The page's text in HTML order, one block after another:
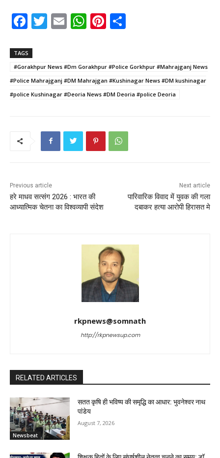
F
a
c
e
b
o
T
w
er
E
m
l
W
h
ts
A
p
Pi
nt
e
st
e
TAGS
#Gorakhpur News #Dm Gorakhpur #Police Gorkhpur #Mahrajganj News
#Police Mahrajganj #DM Mahrajgan #Kushinagar News #DM kushinagar
#police Kushinagar #Deoria News #DM Deoria #police Deoria
Previous article
हरे माधव सत्संग 2026 : भारत की
आध्यात्मिक चेतना का विश्वव्यापी संदेश
Next article
पारिवारिक विवाद में युवक की गला
दबाकर हत्या आरोपी हिरासत मे
rkpnews@somnath
http://rkpnewsup.com
RELATED ARTICLES
Newsbeat
सतत कृषि ही भविष्य की समृद्धि का आधार: भुवनेश्वर नाथ
पांडेय
August 7, 2026